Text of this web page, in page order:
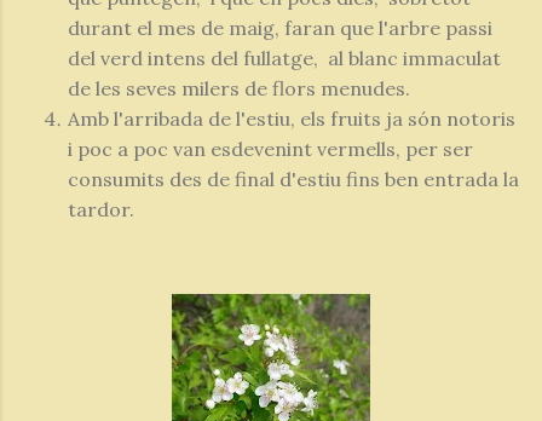
durant el mes de maig, faran que l'arbre passi
del verd intens del fullatge, al blanc immaculat
de les seves milers de flors menudes.
Amb l'arribada de l'estiu, els fruits ja són notoris
i poc a poc van esdevenint vermells, per ser
consumits des de final d'estiu fins ben entrada la
tardor.